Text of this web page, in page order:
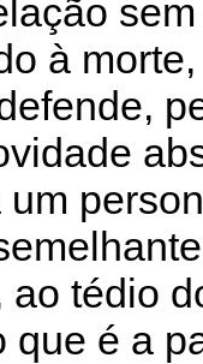
à
tédio
que é a